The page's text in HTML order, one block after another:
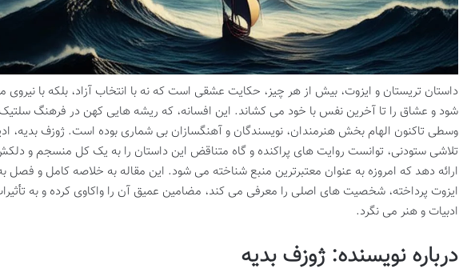
داستان تریستان و ایزوت، بیش از هر چیز، حکایت عشقی است که نه با انتخاب آزاد، بلکه با
شود و عشاق را تا آخرین نفس با خود می کشاند. این افسانه، که ریشه هایی کهن در فرهنگ سلتیک و
وسطی تاکنون الهام بخش هنرمندان، نویسندگان و آهنگسازان بی شماری بوده است. ژوزف بدیه،
تلاشی ستودنی، توانست روایت های پراکنده و گاه متناقض این داستان را به یک کل منسجم و
ارائه دهد که امروزه به عنوان معتبرترین منبع شناخته می شود. این مقاله به خلاصه کامل و
ایزوت پرداخته، شخصیت های اصلی را معرفی می کند، مضامین عمیق آن را واکاوی کرده و به
ادبیات و هنر می نگرد.
درباره نویسنده: ژوزف بدیه